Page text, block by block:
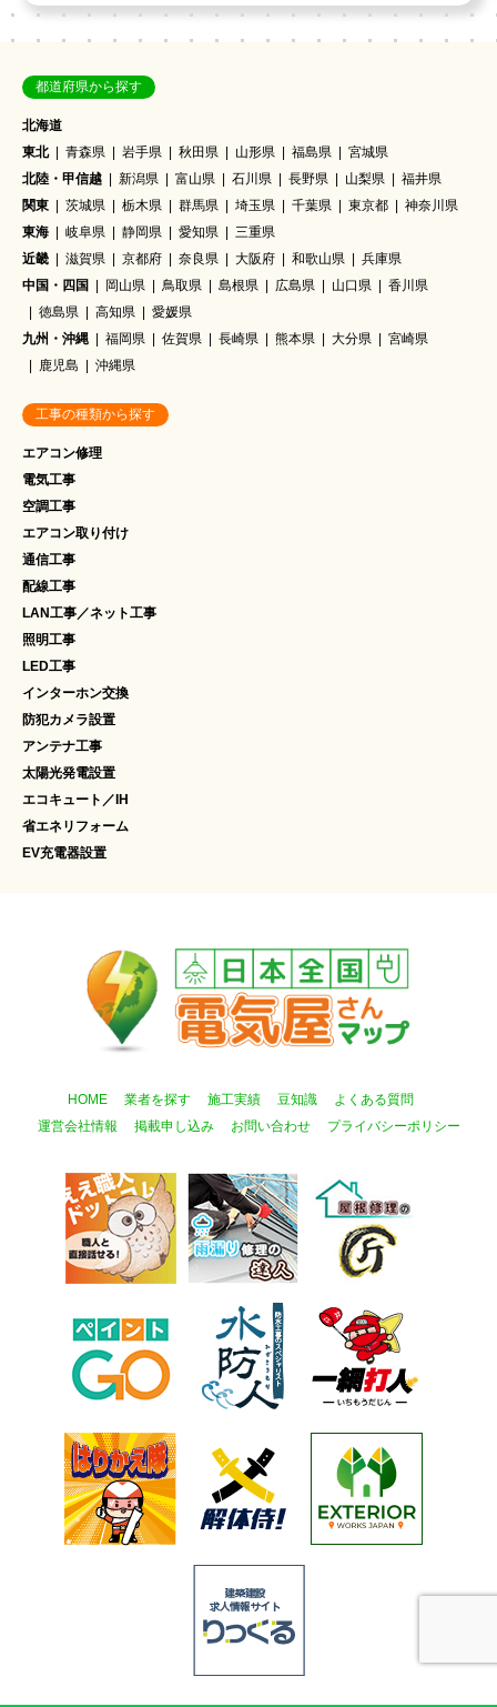
都道府県から探す
北海道
東北
青森県 岩手県 秋田県 山形県 福島県
宮城県
北陸・甲信越
新潟県 富山県 石川県 長野県 山梨県
福井県
関東
茨城県 栃木県 群馬県 埼玉県 千葉県 東京都
神奈川県
東海
岐阜県 静岡県 愛知県
三重県
近畿
滋賀県 京都府 奈良県 大阪府 和歌山県
兵庫県
中国・四国
岡山県 鳥取県 島根県 広島県 山口県
香川県
徳島県
高知県
愛媛県
九州・沖縄
福岡県 佐賀県 長崎県 熊本県 大分県
宮崎県
鹿児島
沖縄県
工事の種類から探す
エアコン修理
電気工事
空調工事
エアコン取り付け
通信工事
配線工事
LAN工事／ネット工事
照明工事
LED工事
インターホン交換
防犯カメラ設置
アンテナ工事
太陽光発電設置
エコキュート／IH
省エネリフォーム
EV充電器設置
HOME 業者を探す 施工実績 豆知識
よくある質問
運営会社情報
掲載申し込み お問い合わせ プライバシーポリシー